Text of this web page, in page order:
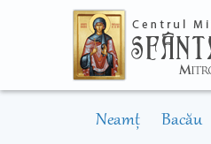
Neamț Bacău